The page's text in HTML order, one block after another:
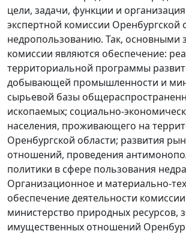
цели, задачи, функции и
экспертной комиссии Оренбургской
недропользованию. Так, основными
комиссии являются обеспечение:
территориальной программы
добывающей промышленности и
сырьевой базы
ископаемых; социально-
населения, проживающего на
Оренбургской области; развития
отношений, проведения
политики в сфере пользования
Организационное и материально-
обеспечение деятельности
министерство природных ресурсов,
имущественных отношений